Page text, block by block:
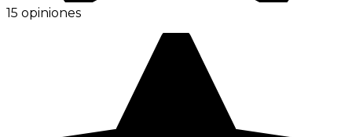
15 opiniones